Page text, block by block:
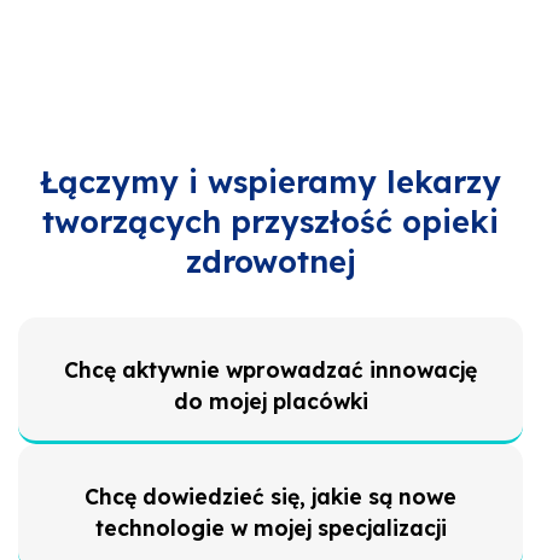
Łączymy i wspieramy lekarzy
tworzących przyszłość opieki
zdrowotnej
Chcę aktywnie wprowadzać innowację
do mojej placówki
Chcę dowiedzieć się, jakie są nowe
technologie w mojej specjalizacji